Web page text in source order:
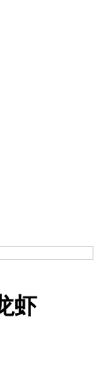
虾